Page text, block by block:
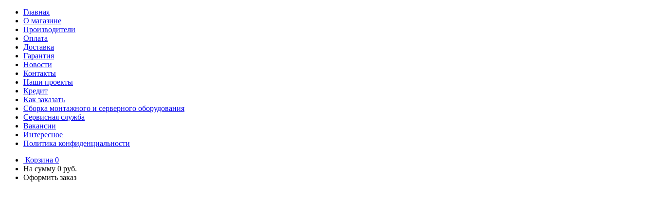
Главная
О магазине
Производители
Оплата
Доставка
Гарантия
Новости
Контакты
Наши проекты
Кредит
Как заказать
Сборка монтажного и серверного оборудования
Сервисная служба
Вакансии
Интересное
Политика конфиденциальности
Корзина 0
На сумму 0 руб.
Оформить заказ